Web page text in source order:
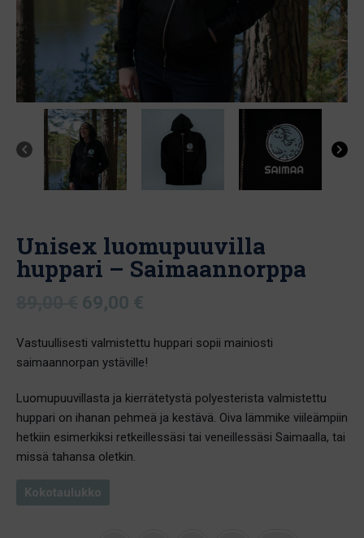
Unisex luomupuuvilla
huppari – Saimaannorppa
Alkuperäinen
oli:
69,00 €
on:
Vastuullisesti valmistettu huppari sopii mainiosti
saimaannorpan ystäville!
Luomupuuvillasta ja kierrätetystä polyesterista valmistettu
huppari on ihanan pehmeä ja kestävä. Oiva lämmike viileämpiin
hetkiin esimerkiksi retkeillessäsi tai veneillessäsi Saimaalla, tai
missä tahansa oletkin.
Kokotaulukko